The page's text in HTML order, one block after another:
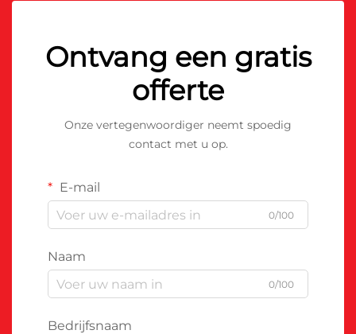
Ontvang een gratis
offerte
Onze vertegenwoordiger neemt spoedig
contact met u op.
E-mail
0/100
Naam
0/100
Bedrijfsnaam